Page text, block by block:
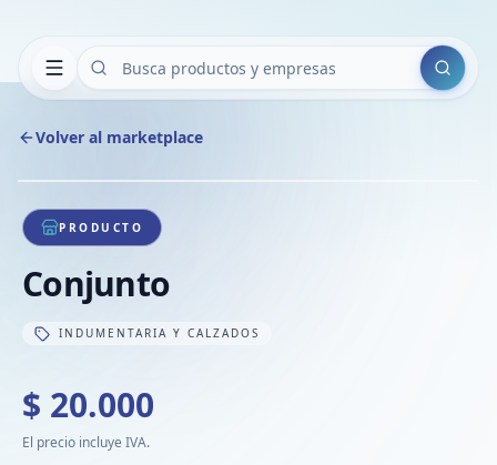
Buscar
Volver al marketplace
1/1
PRODUCTO
Conjunto
INDUMENTARIA Y CALZADOS
$ 20.000
El precio incluye IVA.